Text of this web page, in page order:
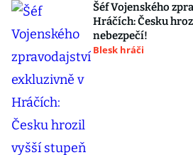
Šéf Vojenského
Hráčích: Česku
nebezpečí!
Blesk hráči